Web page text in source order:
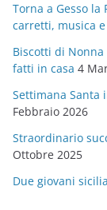
o
r
i
e
Torna a Gesso la
carretti, musica
Biscotti di
fatti in casa 4
Settimana Santa
Febbraio 2026
Straordinario
Ottobre 2025
Due giovani